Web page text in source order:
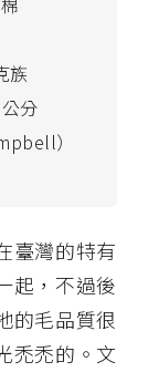
族
分
）
臺灣的特有
起，不過後
的毛品質很
禿禿的。文